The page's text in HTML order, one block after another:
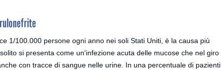
1/100.000 persone ogni anno nei soli Stati Uniti, è la causa più
si presenta come un'infezione acuta delle mucose che nel giro
con tracce di sangue nelle urine. In una percentuale di pazienti